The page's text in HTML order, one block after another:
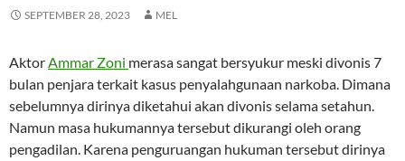
SEPTEMBER 28, 2023 MEL
AktorAmmar Zoni merasa sangat bersyukur meski divonis 7
bulan penjara terkait kasus penyalahgunaan narkoba. Dimana
sebelumnya dirinya diketahui akan divonis selama setahun.
Namun masa hukumannya tersebut dikurangi oleh orang
pengadilan. Karena penguruangan hukuman tersebut dirinya